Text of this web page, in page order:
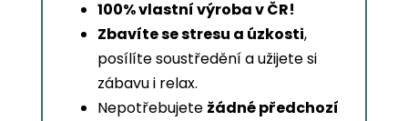
100% vlastní výroba v ČR!
Zbavíte se stresu a úzkosti,
posílíte soustředění a užijete si
zábavu i relax.
Nepotřebujete žádné předchozí